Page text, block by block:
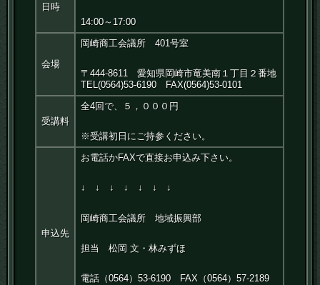
日時
14:00～17:00
会場
岡崎商工会議所 401号室
〒444-8611 愛知県岡崎市竜美南１丁目２番地
TEL(0564)53-6190 FAX(0564)53-0101
受講料
全4回で、５，０００円
※受講初日にご持参ください。
申込先
お電話かFAXで直接お申込み下さい。
↓ ↓ ↓ ↓ ↓ ↓ ↓
岡崎商工会議所 地域振興部
担当 松岡 文・林みずほ
電話（0564）53-6190 FAX（0564）57-2189